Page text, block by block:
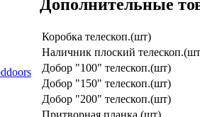
Дополнительные
Коробка телескоп.(шт)
Наличник плоский
Добор "100" телескоп.(шт)
Добор "150" телескоп.(шт)
Добор "200" телескоп.(шт)
Притворная планка (шт)